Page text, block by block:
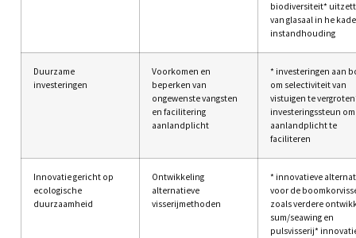
biodiversiteit*
van glasaal in he
instandhouding
Duurzame
investeringen
Voorkomen en
beperken van
ongewenste vangsten
en facilitering
aanlandplicht
* investeringen aan
om selectiviteit van
vistuigen te
investeringssteun
aanlandplicht te
faciliteren
Innovatie gericht op
ecologische
duurzaamheid
Ontwikkeling
alternatieve
visserijmethoden
* innovatieve
voor de
zoals verdere
sum/seawing en
pulsvisserij*